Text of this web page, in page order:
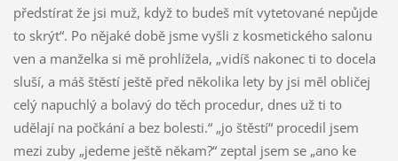
předstírat že jsi muž, když to budeš mít vytetované nepůjde
to skrýt“. Po nějaké době jsme vyšli z kosmetického salonu
ven a manželka si mě prohlížela, „vidíš nakonec ti to docela
sluší, a máš štěstí ještě před několika lety by jsi měl obličej
celý napuchlý a bolavý do těch procedur, dnes už ti to
udělají na počkání a bez bolesti.“ „jo štěstí“ procedil jsem
mezi zuby „jedeme ještě někam?“ zeptal jsem se „ano ke